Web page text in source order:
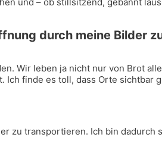
durch mei­ne Bil­der
Wir leben ja nicht nur von Brot
fin­de es toll, dass Orte sicht­bar
zu trans­por­tie­ren. Ich bin